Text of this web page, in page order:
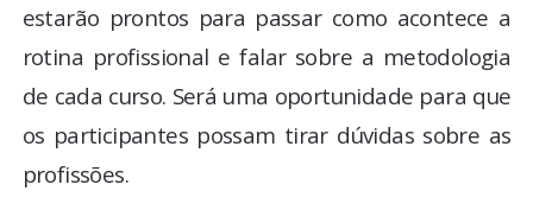
estarão prontos para passar como acontece a
rotina profissional e falar sobre a metodologia
de cada curso. Será uma oportunidade para que
os participantes possam tirar dúvidas sobre as
profissões.